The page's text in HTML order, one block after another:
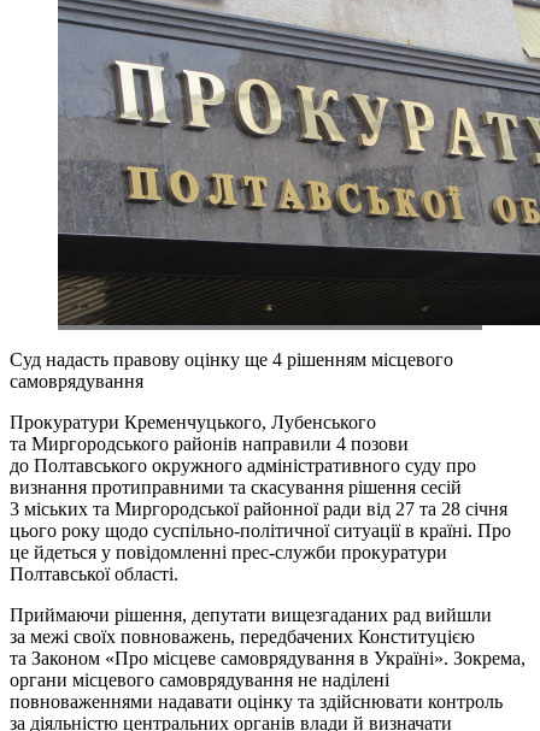
Суд надасть правову оцінку ще 4 рішенням місцевого
самоврядування
Прокуратури Кременчуцького, Лубенського
та Миргородського районів направили 4 позови
до Полтавського окружного адміністративного суду про
визнання протиправними та скасування рішення сесій
3 міських та Миргородської районної ради від 27 та 28 січня
цього року щодо суспільно-політичної ситуації в країні. Про
це йдеться у повідомленні прес-служби прокуратури
Полтавської області.
Приймаючи рішення, депутати вищезгаданих рад вийшли
за межі своїх повноважень, передбачених Конституцією
та Законом «Про місцеве самоврядування в Україні». Зокрема,
органи місцевого самоврядування не наділені
повноваженнями надавати оцінку та здійснювати контроль
за діяльністю центральних органів влади й визначати